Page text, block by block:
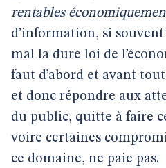
rentables
d’information, si
mal la dure loi de
faut d’abord et avant
et donc répondre aux
du public, quitte à faire
voire certaines
ce domaine, ne paie pas.